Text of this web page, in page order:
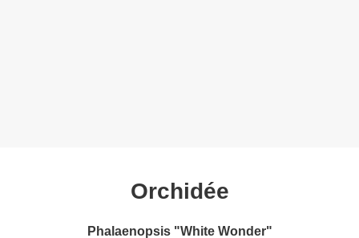
Orchidée
Phalaenopsis "White Wonder"